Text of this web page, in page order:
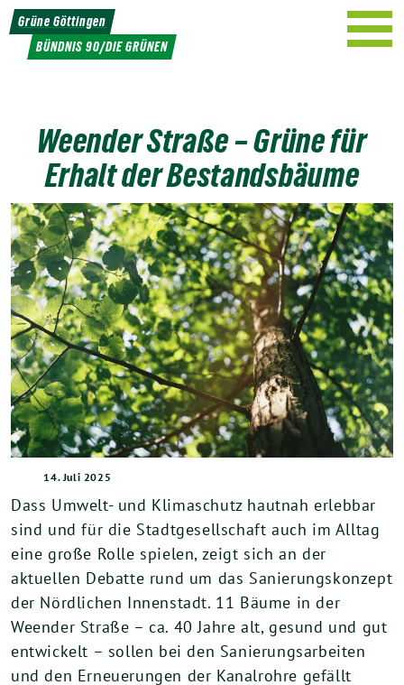
Weiter
zum
Inhalt
Grüne Göttingen
BÜNDNIS 90/DIE GRÜNEN
Weender Straße – Grüne für
Erhalt der Bestandsbäume
14. Juli 2025
Dass Umwelt- und Klimaschutz hautnah erlebbar
sind und für die Stadtgesellschaft auch im Alltag
eine große Rolle spielen, zeigt sich an der
aktuellen Debatte rund um das Sanierungskonzept
der Nördlichen Innenstadt. 11 Bäume in der
Weender Straße – ca. 40 Jahre alt, gesund und gut
entwickelt – sollen bei den Sanierungsarbeiten
und den Erneuerungen der Kanalrohre gefällt